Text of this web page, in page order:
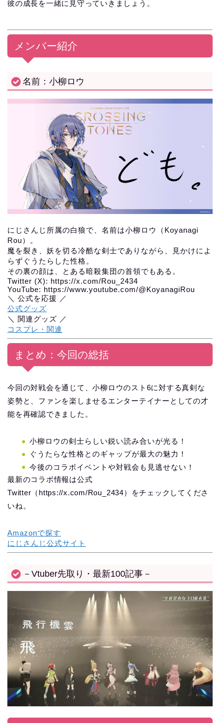
彼の成長を一緒に見守っていきましょう。
メンバー紹介
名前：小柳ロウ
にじさんじ所属の白狼で、名前は小柳ロウ（Koyanagi
Rou）。
魔を裂き、妖を切る冷酷な剣士でありながら、見かけによ
らずぐうたらした性格。
その裏の顔は、とある暗殺集団の首領でもある。
Twitter (X): https://x.com/Rou_2434
YouTube: https://www.youtube.com/@KoyanagiRou
＼ 公式を応援 ／
公式グッズ
＼ 関連グッズ ／
コスプレ・関連
まとめ：今回の総括
今回の対戦会を通じて、小柳ロウのスト6に対する真剣な
姿勢と、ファンを楽しませるエンターテイナーとしての才
能を再確認できました。
小柳ロウの剣士らしい鋭い読み合いが光る！
ぐうたらな性格とのギャップが最大の魅力！
今後のコラボイベントや対戦会も見逃せない！
最新のコラボ情報は公式
Twitter（https://x.com/Rou_2434）をチェックしてくださ
いね。
Amazonで探す
にじさんじ公式サイト
－Vtuber先取り・最新100記事－